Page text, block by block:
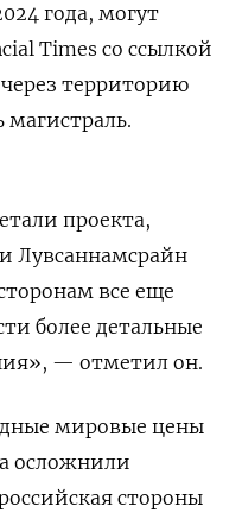
года, могут
Times со ссылкой
территорию
проекта,
Лувсаннамсрайн
все еще
более детальные
— отметил он.
мировые цены
осложнили
стороны